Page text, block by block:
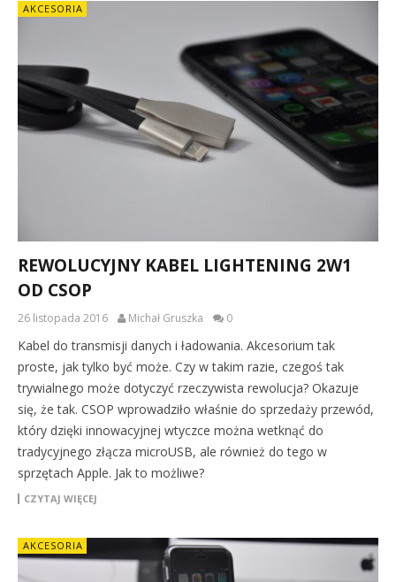
AKCESORIA
REWOLUCYJNY KABEL LIGHTENING 2W1
OD CSOP
26 listopada 2016 Michał Gruszka 0
Kabel do transmisji danych i ładowania. Akcesorium tak
proste, jak tylko być może. Czy w takim razie, czegoś tak
trywialnego może dotyczyć rzeczywista rewolucja? Okazuje
się, że tak. CSOP wprowadziło właśnie do sprzedaży przewód,
który dzięki innowacyjnej wtyczce można wetknąć do
tradycyjnego złącza microUSB, ale również do tego w
sprzętach Apple. Jak to możliwe?
CZYTAJ WIĘCEJ
AKCESORIA